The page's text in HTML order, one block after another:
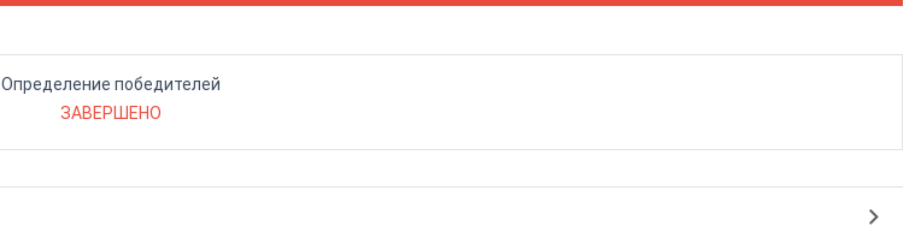
Определение победителей
ЗАВЕРШЕНО